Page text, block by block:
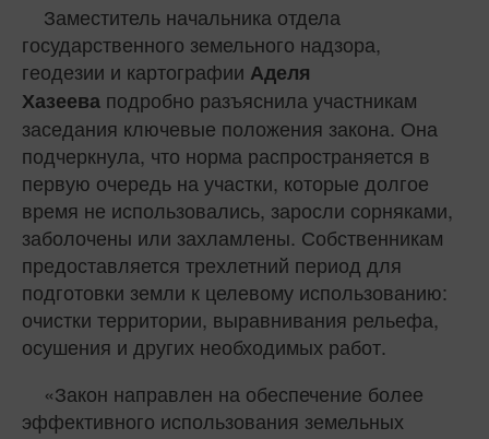
Заместитель начальника отдела
государственного земельного надзора,
геодезии и картографии Аделя
Хазеева подробно разъяснила участникам
заседания ключевые положения закона. Она
подчеркнула, что норма распространяется в
первую очередь на участки, которые долгое
время не использовались, заросли сорняками,
заболочены или захламлены. Собственникам
предоставляется трехлетний период для
подготовки земли к целевому использованию:
очистки территории, выравнивания рельефа,
осушения и других необходимых работ.
«Закон направлен на обеспечение более
эффективного использования земельных